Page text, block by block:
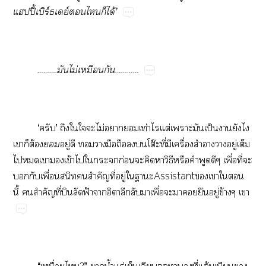
ปปี้ิร์ย์​​​ได้’
……….​ไม่​​…………
‘​’​​​​​ไม่​​​ท่​​ต่​​​ป็​​​​
​​ต้ู่​​​​​​​โต๊​ี่​​ื่​​​ู่​​
​​​​ข้​​​​ก่​​​​ิ​​​​​ื่​ี่​​
​​ื่​​​ำ​ี่​ู่​​Assistant​​​​
ี้​​ำ​ี่​​​ฟ้​​​​​ื่​​​​​ู่​ข้​